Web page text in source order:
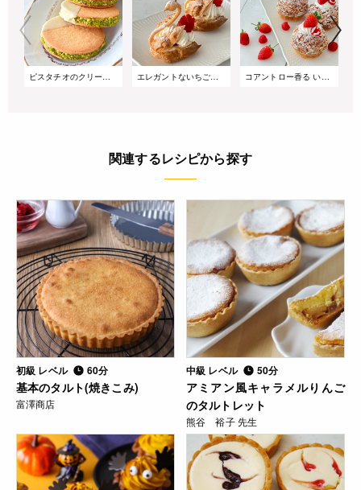
ピスタチオのクリームサンドクッキー エレガントないちごのスワンシュー コアントロー香る いちごのクリームパイ
関連するレシピから探す
初級 レベル 60分
基本のタルト(焼きこみ)
富澤商店
中級 レベル 50分
アミアン風キャラメルりんご
のタルトレット
熊谷 裕子 先生